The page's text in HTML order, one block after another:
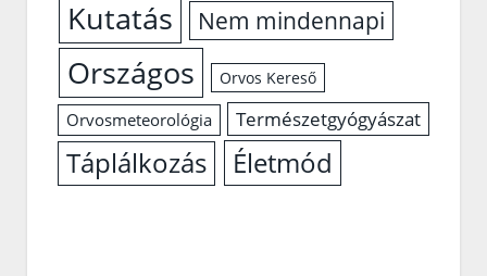
Kutatás Nem mindennapi
Országos Orvos Kereső
Orvosmeteorológia Természetgyógyászat
Táplálkozás Életmód